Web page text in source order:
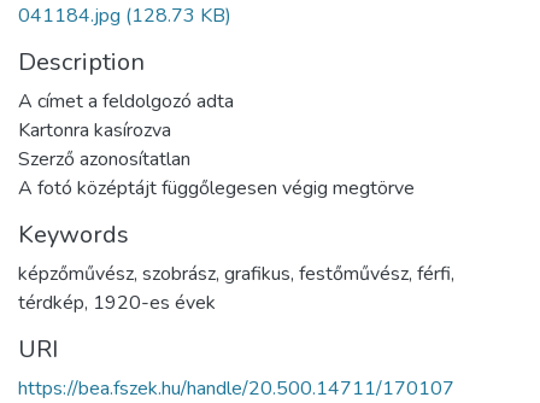
041184.jpg (128.73 KB)
Description
A címet a feldolgozó adta
Kartonra kasírozva
Szerző azonosítatlan
A fotó középtájt függőlegesen végig megtörve
Keywords
képzőművész, szobrász, grafikus, festőművész, férfi,
térdkép, 1920-es évek
URI
https://bea.fszek.hu/handle/20.500.14711/170107